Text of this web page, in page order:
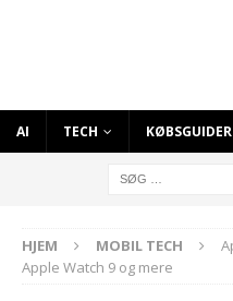
AI TECH KØBSGUIDER
HJEM MOBIL TECH
Apple Watch 9 og mere